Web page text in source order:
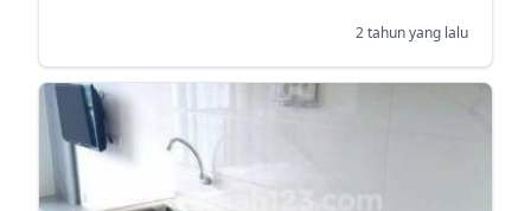
2 tahun yang lalu